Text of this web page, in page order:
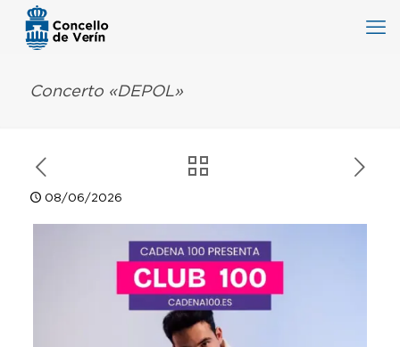
Concerto «DEPOL»
08/06/2026